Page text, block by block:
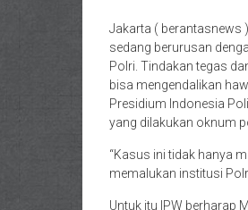
Jakarta ( berantasnews
sedang berurusan
Polri. Tindakan tegas
bisa mengendalikan
Presidium Indonesia
yang dilakukan oknum
“Kasus ini tidak hanya
memalukan institusi
Untuk itu IPW berharap